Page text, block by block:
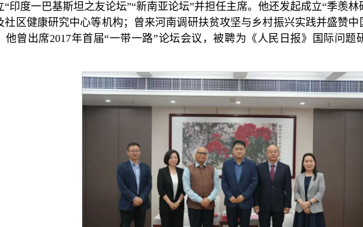
“印度一巴基斯坦之友论坛”“新南亚论坛”并担任主席。他还发起成立“季羡
社区健康研究中心等机构；曾来河南调研扶贫攻坚与乡村振兴实践并盛赞
他曾出席2017年首届“一带一路”论坛会议，被聘为《人民日报》国际问题